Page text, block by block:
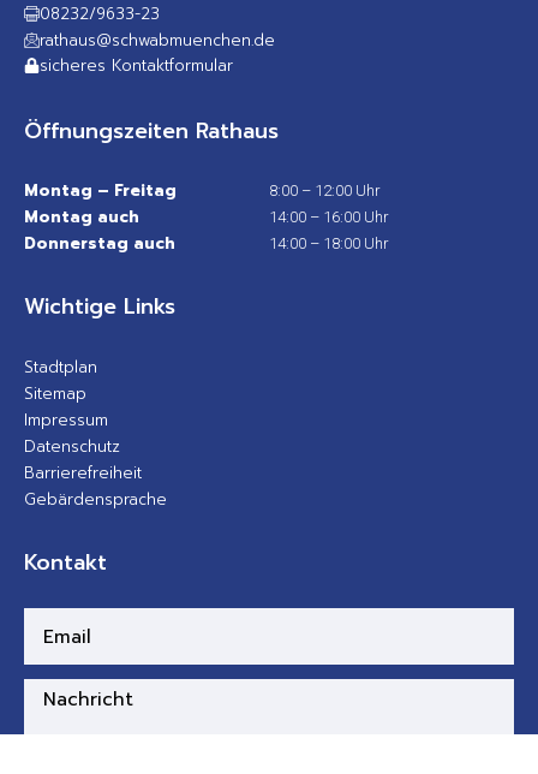
08232/9633-23
rathaus@schwabmuenchen.de
sicheres Kontaktformular
Öffnungszeiten Rathaus
Montag – Freitag 8:00 – 12:00 Uhr
Montag auch 14:00 – 16:00 Uhr
Donnerstag auch 14:00 – 18:00 Uhr
Wichtige Links
Stadtplan
Sitemap
Impressum
Datenschutz
Barrierefreiheit
Gebärdensprache
Kontakt